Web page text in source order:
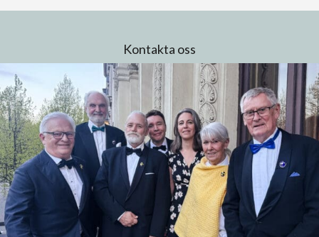
Kontakta oss